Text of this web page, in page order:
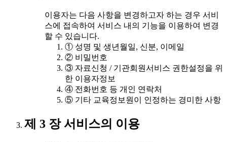
이용자는 다음 사항을 변경하고자 하는 경우 서비
스에 접속하여 서비스 내의 기능을 이용하여 변경
할 수 있습니다.
① 성명 및 생년월일, 신분, 이메일
② 비밀번호
③ 자료신청 / 기관회원서비스 권한설정을 위
한 이용자정보
④ 전화번호 등 개인 연락처
⑤ 기타 교육정보원이 인정하는 경미한 사항
제 3 장 서비스의 이용